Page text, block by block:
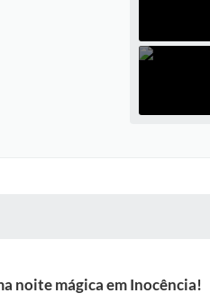
noite mágica em Inocência!